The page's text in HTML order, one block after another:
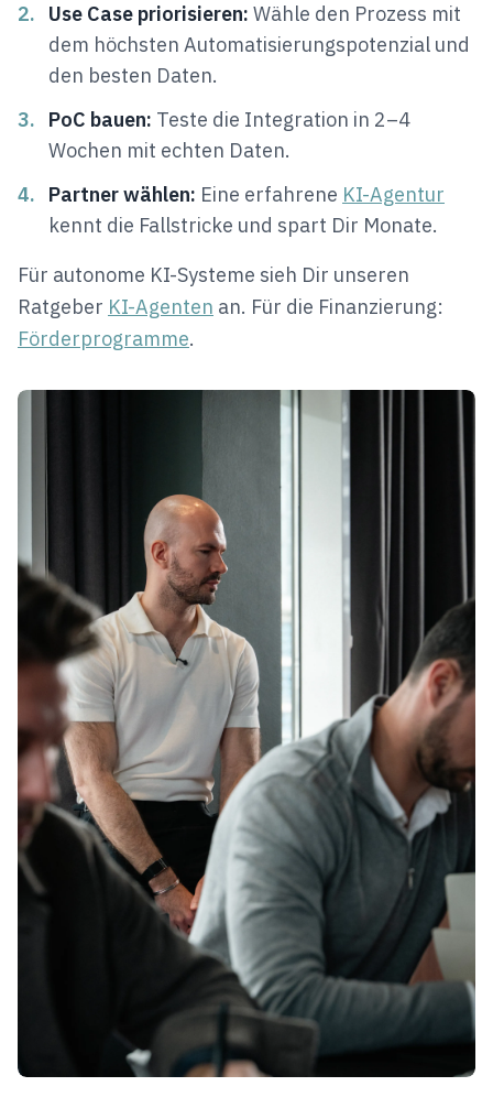
2.
Use Case priorisieren: Wähle den Prozess mit
dem höchsten Automatisierungspotenzial und
den besten Daten.
3.
PoC bauen: Teste die Integration in 2–4
Wochen mit echten Daten.
4.
Partner wählen: Eine erfahrene KI-Agentur
kennt die Fallstricke und spart Dir Monate.
Für autonome KI-Systeme sieh Dir unseren
Ratgeber KI-Agenten an. Für die Finanzierung:
Förderprogramme.